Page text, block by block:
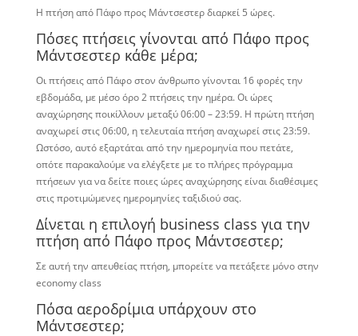
Η πτήση από Πάφο προς Μάντσεστερ διαρκεί 5 ώρες.
Πόσες πτήσεις γίνονται από Πάφο προς
Μάντσεστερ κάθε μέρα;
Οι πτήσεις από Πάφο στον άνθρωπο γίνονται 16 φορές την
εβδομάδα, με μέσο όρο 2 πτήσεις την ημέρα. Οι ώρες
αναχώρησης ποικίλλουν μεταξύ 06:00 – 23:59. Η πρώτη πτήση
αναχωρεί στις 06:00, η ​​τελευταία πτήση αναχωρεί στις 23:59.
Ωστόσο, αυτό εξαρτάται από την ημερομηνία που πετάτε,
οπότε παρακαλούμε να ελέγξετε με το πλήρες πρόγραμμα
πτήσεων για να δείτε ποιες ώρες αναχώρησης είναι διαθέσιμες
στις προτιμώμενες ημερομηνίες ταξιδιού σας.
Δίνεται η επιλογή business class για την
πτήση από Πάφο προς Μάντσεστερ;
Σε αυτή την απευθείας πτήση, μπορείτε να πετάξετε μόνο στην
economy class
Πόσα αεροδρίμια υπάρχουν στο
Μάντσεστερ;